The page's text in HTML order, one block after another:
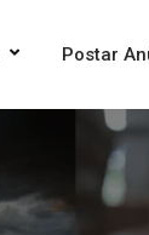
Postar